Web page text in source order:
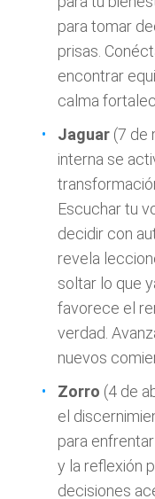
para tomar
prisas.
encontrar
calma
Jaguar (7 de
interna se
Escuchar tu
decidir con
revela
soltar lo que
favorece el
verdad.
nuevos
Zorro (4 de
el
para
y la reflexión
decisiones